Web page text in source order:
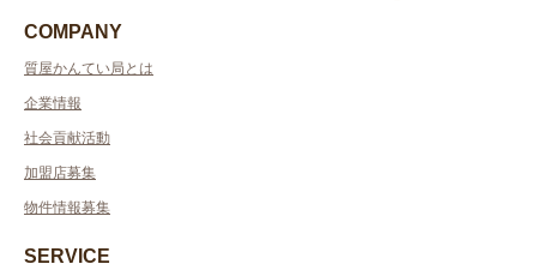
COMPANY
質屋かんてい局とは
企業情報
社会貢献活動
加盟店募集
物件情報募集
SERVICE